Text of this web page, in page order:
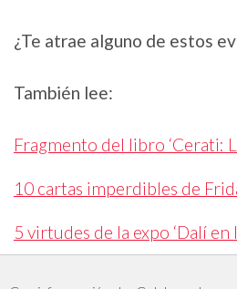
¿Te atrae alguno de estos
También lee:
Fragmento del libro ‘Cerati:
10 cartas imperdibles de
5 virtudes de la expo ‘Dalí en